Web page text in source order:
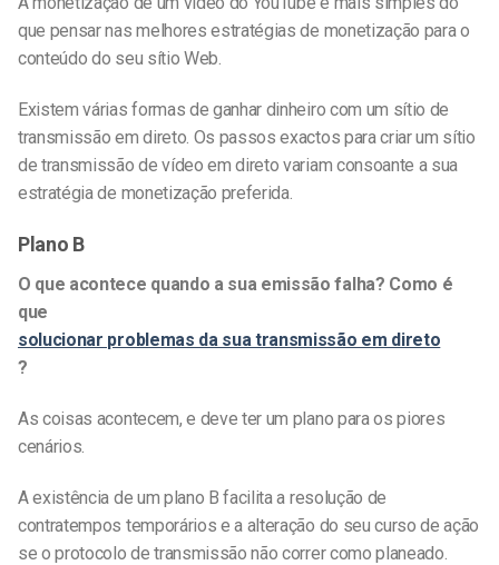
que pensar nas melhores estratégias de monetização para o
conteúdo do seu sítio Web.
Existem várias formas de ganhar dinheiro com um sítio de
transmissão em direto. Os passos exactos para criar um sítio
detransmissão de vídeo em direto variam consoante a sua
estratégia de monetização preferida.
Plano B
O que acontece quando a sua emissão falha? Como é
que
solucionar problemas da sua transmissão em direto
?
As coisas acontecem, e deve ter um plano para os piores
cenários.
A existência de um plano B facilita a resolução de
contratempos temporários e a alteração do seu curso de ação
se o protocolo de transmissão não correr como planeado.